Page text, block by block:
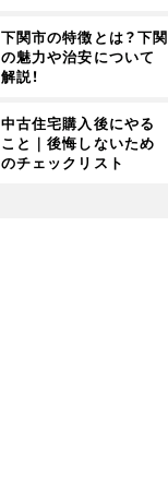
下関市の特徴とは？下関
の魅力や治安について
解説！
中古住宅購入後にやる
こと｜後悔しないため
のチェックリスト